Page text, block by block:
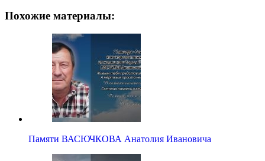
Похожие материалы:
Памяти ВАСЮЧКОВА Анатолия Ивановича